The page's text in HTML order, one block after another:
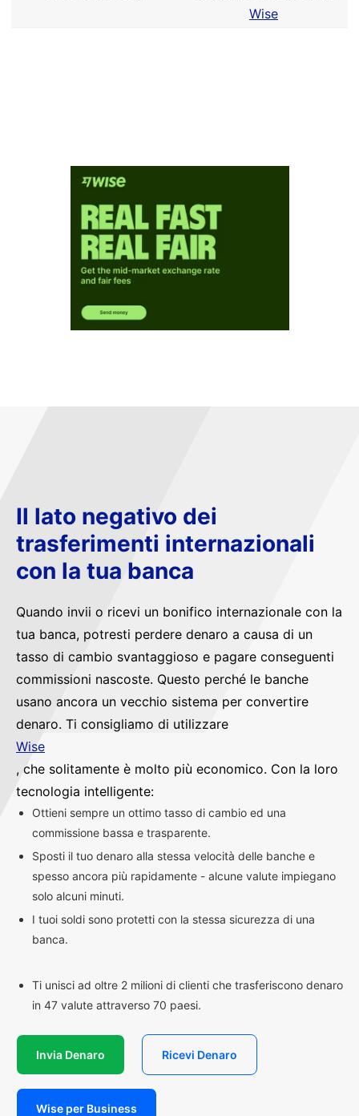
Wise
Il lato negativo dei
trasferimenti internazionali
con la tua banca
Quando invii o ricevi un bonifico internazionale con la
tua banca, potresti perdere denaro a causa di un
tasso di cambio svantaggioso e pagare conseguenti
commissioni nascoste. Questo perché le banche
usano ancora un vecchio sistema per convertire
denaro. Ti consigliamo di utilizzare
Wise
, che solitamente è molto più economico. Con la loro
tecnologia intelligente:
Ottieni sempre un ottimo tasso di cambio ed una
commissione bassa e trasparente.
Sposti il tuo denaro alla stessa velocità delle banche e
spesso ancora più rapidamente - alcune valute impiegano
solo alcuni minuti.
I tuoi soldi sono protetti con la stessa sicurezza di una
banca.
Ti unisci ad oltre 2 milioni di clienti che trasferiscono denaro
in 47 valute attraverso 70 paesi.
Invia Denaro Ricevi Denaro
Wise per Business